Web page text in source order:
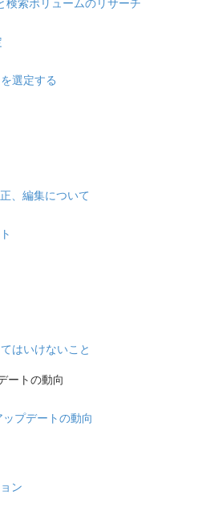
選定する
、編集について
はいけないこと
ートの動向
プデートの動向
ン